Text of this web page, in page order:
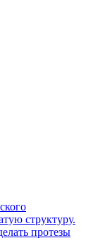
структуру.
протезы